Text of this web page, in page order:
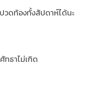
วดท้องทั้งสัปดาห์ได้นะ
ทธาไม่เกิด